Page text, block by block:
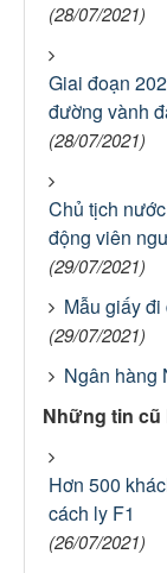
(28/07/2021)
Giai đoạn
đường vành
(28/07/2021)
Chủ tịch
động viên
(29/07/2021)
Mẫu giấy
(29/07/2021)
Ngân hàng
Những tin cũ
Hơn 500
cách ly F1
(26/07/2021)